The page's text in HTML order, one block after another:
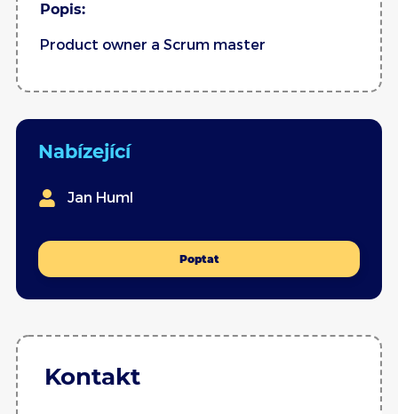
Popis:
Product owner a Scrum master
Nabízející
Jan Huml
Poptat
Kontakt